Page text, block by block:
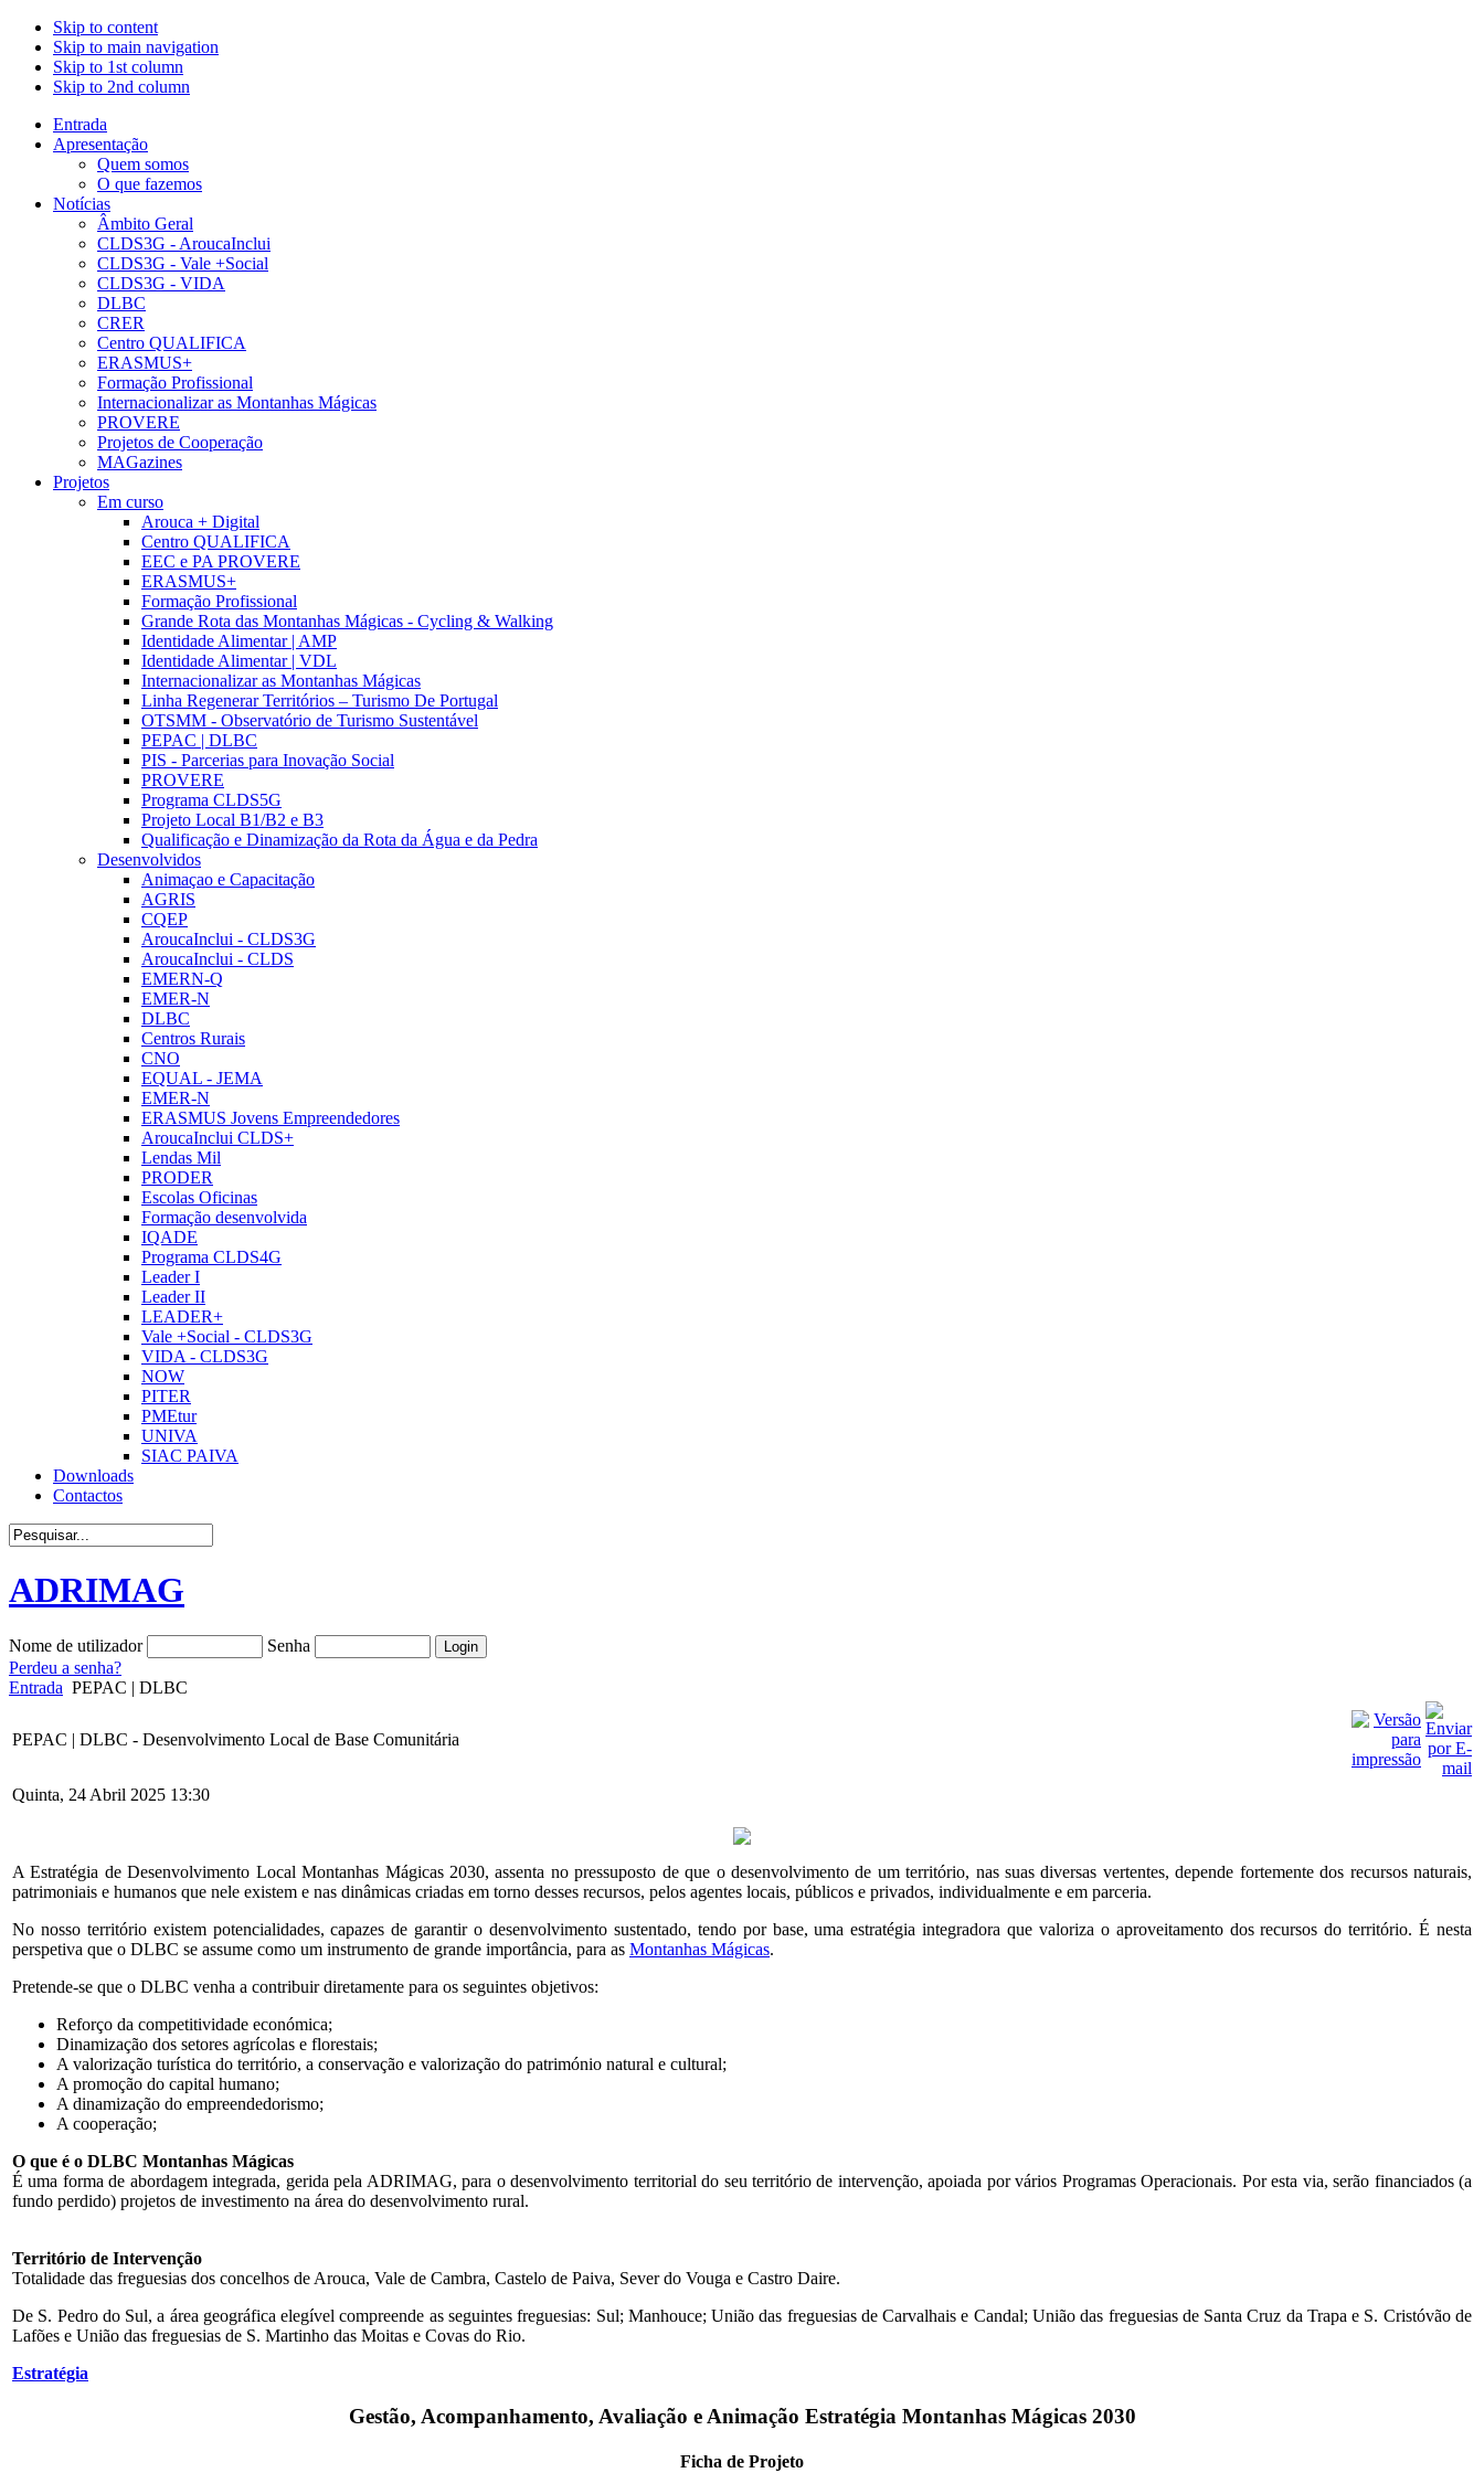
Skip to content
Skip to main navigation
Skip to 1st column
Skip to 2nd column
Entrada
Apresentação
Quem somos
O que fazemos
Notícias
Âmbito Geral
CLDS3G - AroucaInclui
CLDS3G - Vale +Social
CLDS3G - VIDA
DLBC
CRER
Centro QUALIFICA
ERASMUS+
Formação Profissional
Internacionalizar as Montanhas Mágicas
PROVERE
Projetos de Cooperação
MAGazines
Projetos
Em curso
Arouca + Digital
Centro QUALIFICA
EEC e PA PROVERE
ERASMUS+
Formação Profissional
Grande Rota das Montanhas Mágicas - Cycling & Walking
Identidade Alimentar | AMP
Identidade Alimentar | VDL
Internacionalizar as Montanhas Mágicas
Linha Regenerar Territórios – Turismo De Portugal
OTSMM - Observatório de Turismo Sustentável
PEPAC | DLBC
PIS - Parcerias para Inovação Social
PROVERE
Programa CLDS5G
Projeto Local B1/B2 e B3
Qualificação e Dinamização da Rota da Água e da Pedra
Desenvolvidos
Animaçao e Capacitação
AGRIS
CQEP
AroucaInclui - CLDS3G
AroucaInclui - CLDS
EMERN-Q
EMER-N
DLBC
Centros Rurais
CNO
EQUAL - JEMA
EMER-N
ERASMUS Jovens Empreendedores
AroucaInclui CLDS+
Lendas Mil
PRODER
Escolas Oficinas
Formação desenvolvida
IQADE
Programa CLDS4G
Leader I
Leader II
LEADER+
Vale +Social - CLDS3G
VIDA - CLDS3G
NOW
PITER
PMEtur
UNIVA
SIAC PAIVA
Downloads
Contactos
ADRIMAG
Nome de utilizador
Senha
Perdeu a senha?
Entrada PEPAC | DLBC
PEPAC | DLBC - Desenvolvimento Local de Base Comunitária
Quinta, 24 Abril 2025 13:30
A Estratégia de Desenvolvimento Local Montanhas Mágicas 2030, assenta no pressuposto de que o desenvolvimento de um território, nas suas diversas vertentes, depende fortemente dos recursos naturais,
patrimoniais e humanos que nele existem e nas dinâmicas criadas em torno desses recursos, pelos agentes locais, públicos e privados, individualmente e em parceria.
No nosso território existem potencialidades, capazes de garantir o desenvolvimento sustentado, tendo por base, uma estratégia integradora que valoriza o aproveitamento dos recursos do território. É nesta
perspetiva que o DLBC se assume como um instrumento de grande importância, para as Montanhas Mágicas.
Pretende-se que o DLBC venha a contribuir diretamente para os seguintes objetivos:
Reforço da competitividade económica;
Dinamização dos setores agrícolas e florestais;
A valorização turística do território, a conservação e valorização do património natural e cultural;
A promoção do capital humano;
A dinamização do empreendedorismo;
A cooperação;
O que é o DLBC Montanhas Mágicas
É uma forma de abordagem integrada, gerida pela ADRIMAG, para o desenvolvimento territorial do seu território de intervenção, apoiada por vários Programas Operacionais. Por esta via, serão financiados (a
fundo perdido) projetos de investimento na área do desenvolvimento rural.
Território de Intervenção
Totalidade das freguesias dos concelhos de Arouca, Vale de Cambra, Castelo de Paiva, Sever do Vouga e Castro Daire.
De S. Pedro do Sul, a área geográfica elegível compreende as seguintes freguesias: Sul; Manhouce; União das freguesias de Carvalhais e Candal; União das freguesias de Santa Cruz da Trapa e S. Cristóvão de
Lafões e União das freguesias de S. Martinho das Moitas e Covas do Rio.
Estratégia
Gestão, Acompanhamento, Avaliação e Animação Estratégia Montanhas Mágicas 2030
Ficha de Projeto